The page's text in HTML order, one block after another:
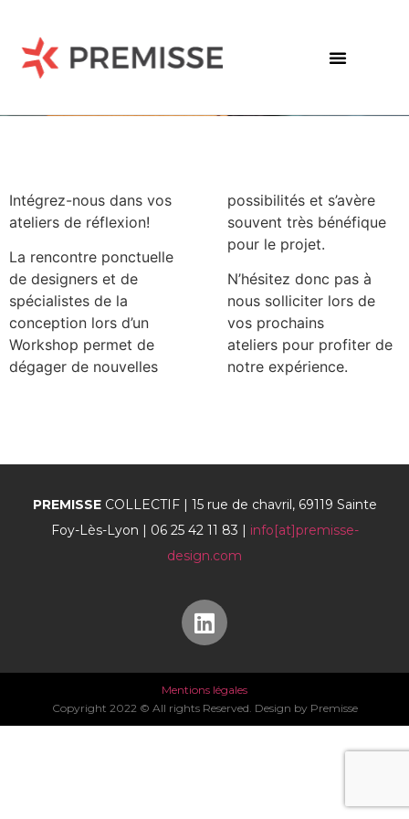
Intégrez-nous dans vos
ateliers de réflexion!
La rencontre ponctuelle
de designers et de
spécialistes de la
conception lors d’un
Workshop permet de
dégager de nouvelles
possibilités et s’avère
souvent très bénéfique
pour le projet.
N’hésitez donc pas à
nous solliciter lors de
vos prochains
ateliers pour profiter de
notre expérience.
PREMISSECOLLECTIF | 15 rue de chavril, 69119 Sainte
Foy-Lès-Lyon | 06 25 42 11 83 | info[at]premisse-
design.com
Mentions légales
Copyright 2022 © All rights Reserved. Design by Premisse